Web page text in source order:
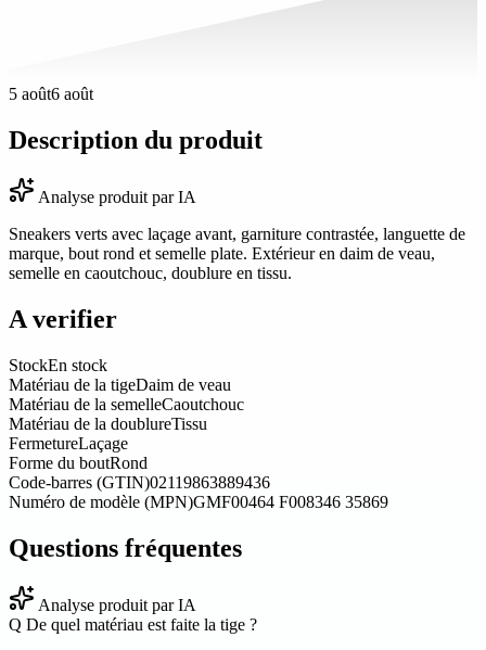
5 août6 août
Description du produit
Analyse produit par IA
Sneakers verts avec laçage avant, garniture contrastée, languette de
marque, bout rond et semelle plate. Extérieur en daim de veau,
semelle en caoutchouc, doublure en tissu.
A verifier
StockEn stock
Matériau de la tigeDaim de veau
Matériau de la semelleCaoutchouc
Matériau de la doublureTissu
FermetureLaçage
Forme du boutRond
Code-barres (GTIN)02119863889436
Numéro de modèle (MPN)GMF00464 F008346 35869
Questions fréquentes
Analyse produit par IA
Q De quel matériau est faite la tige ?